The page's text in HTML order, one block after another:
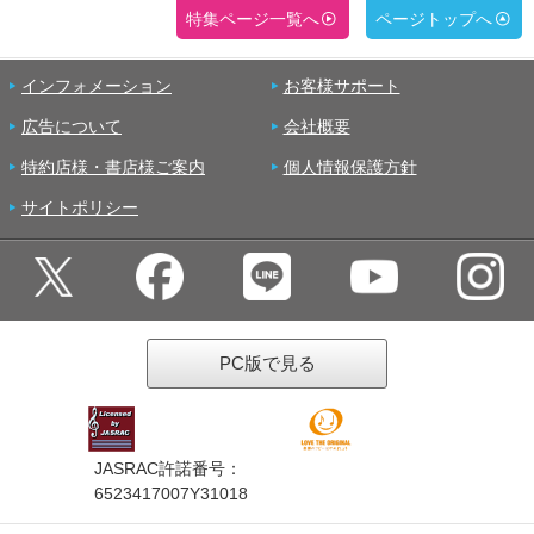
特集ページ一覧へ ページトップへ
インフォメーション お客様サポート
広告について 会社概要
特約店様・書店様ご案内 個人情報保護方針
サイトポリシー
PC版で見る
JASRAC許諾番号：
6523417007Y31018